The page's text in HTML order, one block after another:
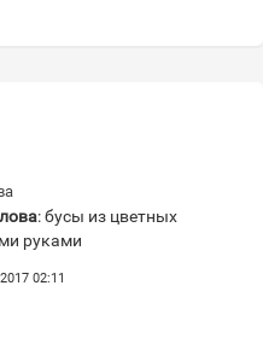
: бусы из цветных
руками
02:11